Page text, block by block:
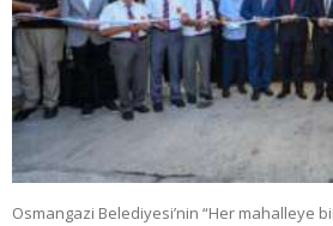
Osmangazi Belediyesi’nin “Her mahalleye